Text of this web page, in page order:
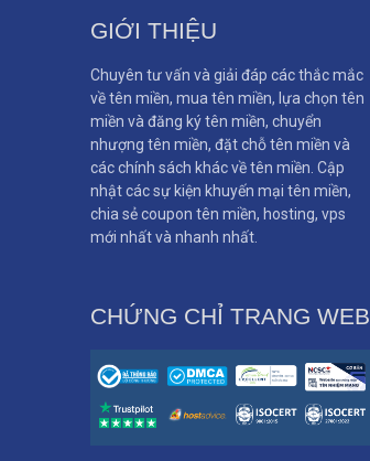
GIỚI THIỆU
Chuyên tư vấn và giải đáp các thắc mắc
về tên miền, mua tên miền, lựa chọn tên
miền và đăng ký tên miền, chuyển
nhượng tên miền, đặt chỗ tên miền và
các chính sách khác về tên miền. Cập
nhật các sự kiện khuyến mại tên miền,
chia sẻ coupon tên miền, hosting, vps
mới nhất và nhanh nhất.
CHỨNG CHỈ TRANG WEB